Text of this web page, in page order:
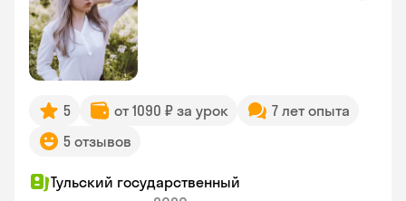
5 от 1090 ₽ за урок
7 лет опыта
5 отзывов
Тульский государственный